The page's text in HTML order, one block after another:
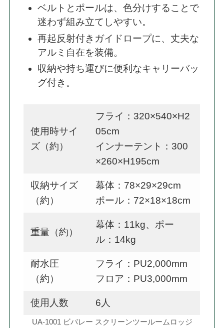
ベルトとポールは、色分けすることで
迷わず組み立てしやすい。
再起反射付きガイドロープに、丈夫な
アルミ自在を装備。
収納や持ち運びに便利なキャリーバッ
グ付き。
使用時サイ
ズ（約）
フライ：320×540×H2
05cm
インナーテント：300
×260×H195cm
収納サイズ
（約）
幕体：78×29×29cm
ポール：72×18×18cm
重量（約）
幕体：11kg、ポー
ル：14kg
耐水圧
（約）
フライ：PU2,000mm
フロア：PU3,000mm
使用人数 6人
UA-1001 ビバレー スクリーンツールームロッジ